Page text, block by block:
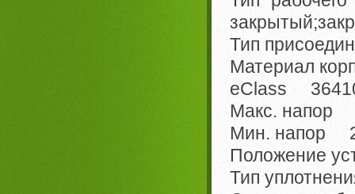
Тип
Материал
eClass
Макс. напор
Мин. напор
Положение
Тип